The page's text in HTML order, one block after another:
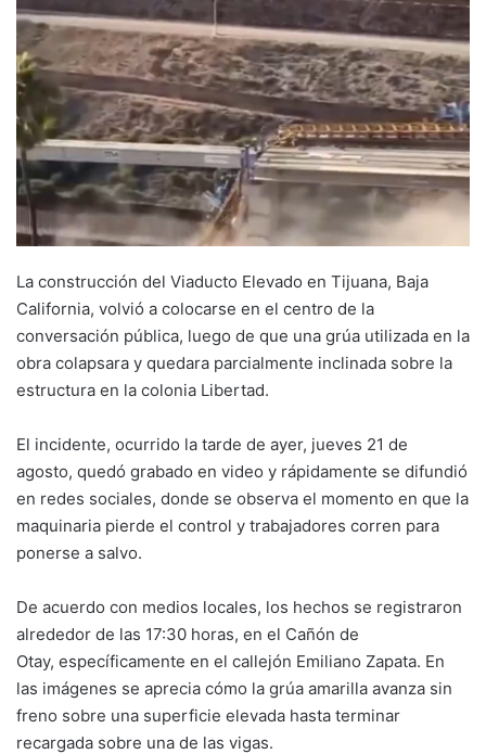
La construcción del Viaducto Elevado en Tijuana, Baja
California, volvió a colocarse en el centro de la
conversación pública, luego de que una grúa utilizada en la
obra colapsara y quedara parcialmente inclinada sobre la
estructura en la colonia Libertad.
El incidente, ocurrido la tarde de ayer, jueves 21 de
agosto, quedó grabado en video y rápidamente se difundió
en redes sociales, donde se observa el momento en que la
maquinaria pierde el control y trabajadores corren para
ponerse a salvo.
De acuerdo con medios locales, los hechos se registraron
alrededor de las 17:30 horas, en el Cañón de
Otay, específicamente en el callejón Emiliano Zapata. En
las imágenes se aprecia cómo la grúa amarilla avanza sin
freno sobre una superficie elevada hasta terminar
recargada sobre una de las vigas.